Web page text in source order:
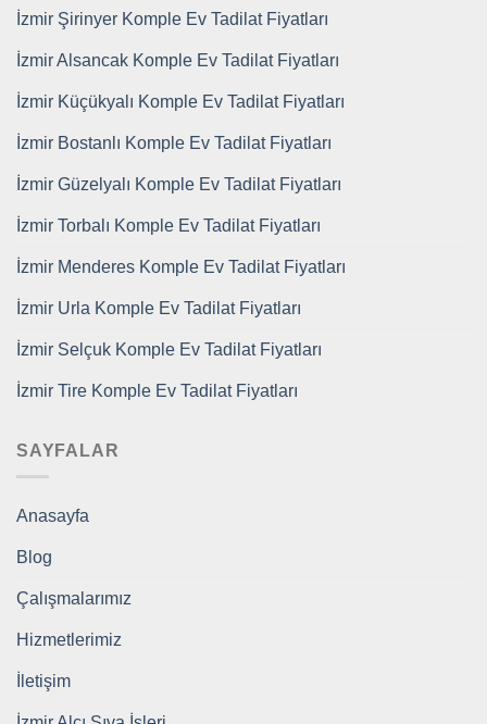
İzmir Şirinyer Komple Ev Tadilat Fiyatları
İzmir Alsancak Komple Ev Tadilat Fiyatları
İzmir Küçükyalı Komple Ev Tadilat Fiyatları
İzmir Bostanlı Komple Ev Tadilat Fiyatları
İzmir Güzelyalı Komple Ev Tadilat Fiyatları
İzmir Torbalı Komple Ev Tadilat Fiyatları
İzmir Menderes Komple Ev Tadilat Fiyatları
İzmir Urla Komple Ev Tadilat Fiyatları
İzmir Selçuk Komple Ev Tadilat Fiyatları
İzmir Tire Komple Ev Tadilat Fiyatları
SAYFALAR
Anasayfa
Blog
Çalışmalarımız
Hizmetlerimiz
İletişim